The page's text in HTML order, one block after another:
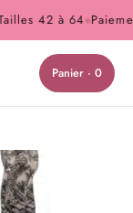
42 à 64◆
Panier · 0
TROPICAL